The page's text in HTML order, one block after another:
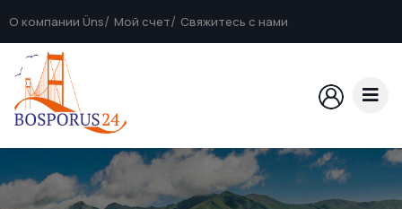
О компании Üns Мой счет Свяжитесь с нами